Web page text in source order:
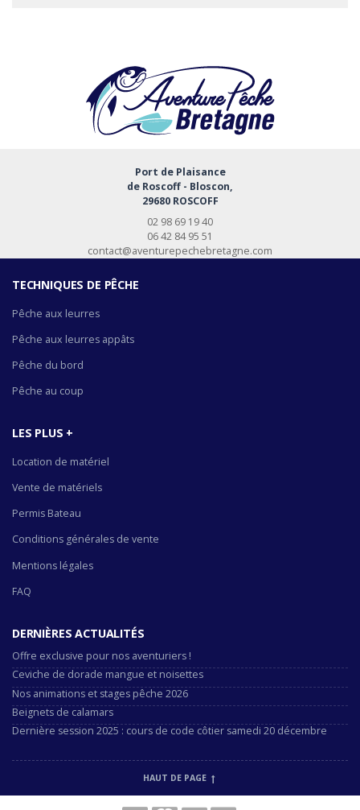
Port de Plaisance
de Roscoff - Bloscon,
29680 ROSCOFF
02 98 69 19 40
06 42 84 95 51
contact@aventurepechebretagne.com
TECHNIQUES DE PÊCHE
Pêche aux leurres
Pêche aux leurres appâts
Pêche du bord
Pêche au coup
LES PLUS +
Location de matériel
Vente de matériels
Permis Bateau
Conditions générales de vente
Mentions légales
FAQ
DERNIÈRES ACTUALITÉS
Offre exclusive pour nos aventuriers !
Ceviche de dorade mangue et noisettes
Nos animations et stages pêche 2026
Beignets de calamars
Dernière session 2025 : cours de code côtier samedi 20 décembre
HAUT DE PAGE